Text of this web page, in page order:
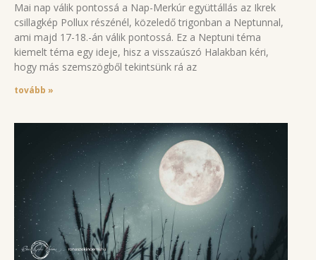
Mai nap válik pontossá a Nap-Merkúr együttállás az Ikrek
csillagkép Pollux részénél, közeledő trigonban a Neptunnal,
ami majd 17-18.-án válik pontossá. Ez a Neptuni téma
kiemelt téma egy ideje, hisz a visszaúszó Halakban kéri,
hogy más szemszögből tekintsünk rá az
tovább »